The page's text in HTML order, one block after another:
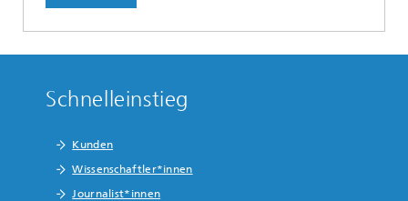
Schnelleinstieg
Kunden
Wissenschaftler*innen
Journalist*innen